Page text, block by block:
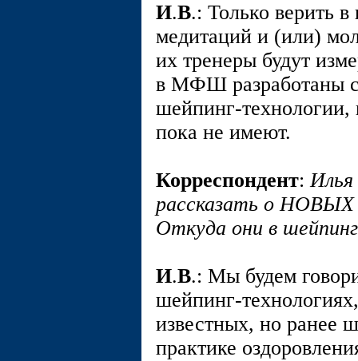
И.В.: Только верить
медитаций и (или)
их тренеры будут
в МФШ разработаны
шейпинг-технологии,
пока не имеют.
Корреспондент:
рассказать о
Откуда они в
И.В.: Мы будем
шейпинг-
известных, но ранее
практике